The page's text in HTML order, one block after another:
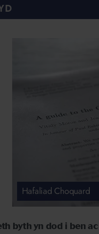
Hafaliad Choquard
byth yn dod i ben